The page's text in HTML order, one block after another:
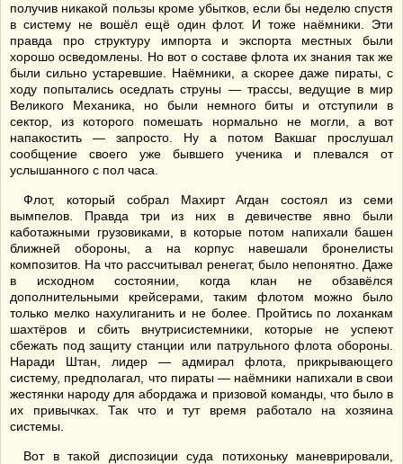
получив никакой пользы кроме убытков, если бы неделю спустя
в систему не вошёл ещё один флот. И тоже наёмники. Эти
правда про структуру импорта и экспорта местных были
хорошо осведомлены. Но вот о составе флота их знания так же
были сильно устаревшие. Наёмники, а скорее даже пираты, с
ходу попытались оседлать струны — трассы, ведущие в мир
Великого Механика, но были немного биты и отступили в
сектор, из которого помешать нормально не могли, а вот
напакостить — запросто. Ну а потом Вакшаг прослушал
сообщение своего уже бывшего ученика и плевался от
услышанного с пол часа.
Флот, который собрал Махирт Агдан состоял из семи
вымпелов. Правда три из них в девичестве явно были
каботажными грузовиками, в которые потом напихали башен
ближней обороны, а на корпус навешали бронелисты
композитов. На что рассчитывал ренегат, было непонятно. Даже
в исходном состоянии, когда клан не обзавёлся
дополнительными крейсерами, таким флотом можно было
только мелко нахулиганить и не более. Пройтись по лоханкам
шахтёров и сбить внутрисистемники, которые не успеют
сбежать под защиту станции или патрульного флота обороны.
Наради Штан, лидер — адмирал флота, прикрывающего
систему, предполагал, что пираты — наёмники напихали в свои
жестянки народу для абордажа и призовой команды, что было в
их привычках. Так что и тут время работало на хозяина
системы.
Вот в такой диспозиции суда потихоньку маневрировали,